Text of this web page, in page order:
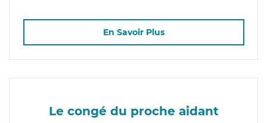
En Savoir Plus
Le congé du proche aidant